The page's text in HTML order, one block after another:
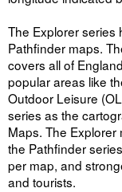
The Explorer series
Pathfinder maps.
covers all of
popular areas like
Outdoor Leisure
series as the
Maps. The
the Pathfinder
per map, and
and tourists.